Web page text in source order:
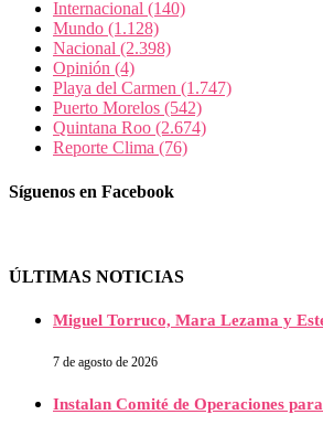
Internacional (140)
Mundo (1.128)
Nacional (2.398)
Opinión (4)
Playa del Carmen (1.747)
Puerto Morelos (542)
Quintana Roo (2.674)
Reporte Clima (76)
Síguenos en Facebook
ÚLTIMAS NOTICIAS
Miguel Torruco, Mara Lezama y
7 de agosto de 2026
Instalan Comité de Operaciones